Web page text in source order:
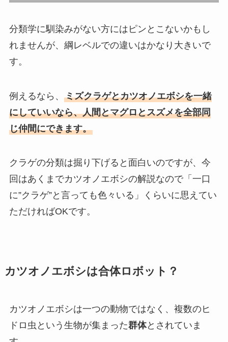
分類学に馴染みがない方にはピンとこないかもし
れませんが、綱レベルでの違いはかなり大きいで
す。
例えるなら、 ミズクラゲとカツオノエボシを一緒
にしていいなら、人間とマグロとスズメを全部同
じ仲間にできます。
クラゲの分類は掘り下げると面白いのですが、今
回はあくまでカツオノエボシの解説なので「一口
に”クラゲ”と言っても色々いる」くらいに思えてい
ただければOKです。
カツオノエボシは合体ロボット？
カツオノエボシは一つの動物ではなく、複数のヒ
ドロ虫という生物が集まった群体とされていま